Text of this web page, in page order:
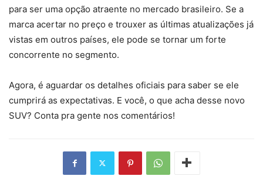
para ser uma opção atraente no mercado brasileiro. Se a
marca acertar no preço e trouxer as últimas atualizações já
vistas em outros países, ele pode se tornar um forte
concorrente no segmento.
Agora, é aguardar os detalhes oficiais para saber se ele
cumprirá as expectativas. E você, o que acha desse novo
SUV? Conta pra gente nos comentários!